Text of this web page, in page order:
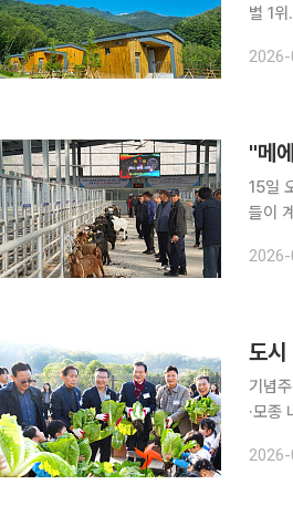
별 1위
5.91
"메
15일
들이
도시
기념
·모종 나눔, 반려식
기념